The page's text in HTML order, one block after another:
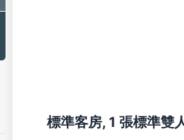
標準客房, 1 張標準雙